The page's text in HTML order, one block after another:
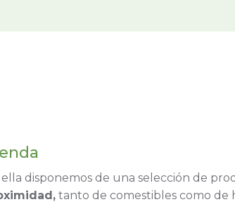
ella disponemos de una selección de
tanto de comestibles como de